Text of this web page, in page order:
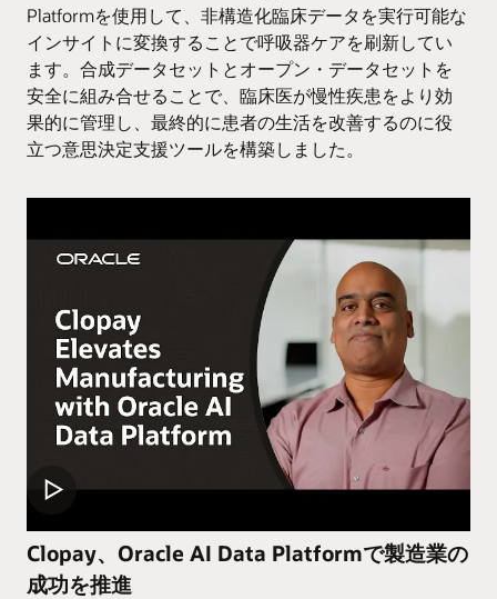
Platformを使用して、非構造化臨床データを実行可能な
インサイトに変換することで呼吸器ケアを刷新してい
ます。合成データセットとオープン・データセットを
安全に組み合せることで、臨床医が慢性疾患をより効
果的に管理し、最終的に患者の生活を改善するのに役
立つ意思決定支援ツールを構築しました。
Clopay、Oracle AI Data Platformで製造業の
成功を推進